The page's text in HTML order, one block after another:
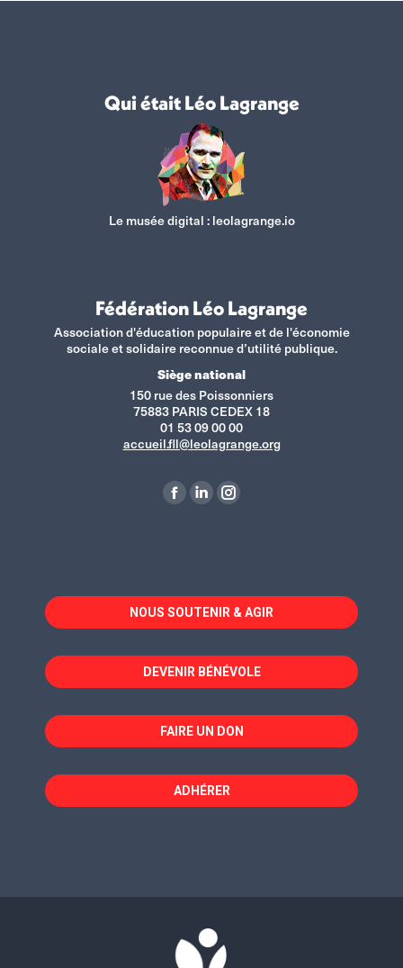
Qui était Léo Lagrange
Le musée digital : leolagrange.io
Fédération Léo Lagrange
Association d'éducation populaire et de l'économie
sociale et solidaire reconnue d’utilité publique.
Siège national
150 rue des Poissonniers
75883 PARIS CEDEX 18
01 53 09 00 00
accueil.fll@leolagrange.org
La
dans
une
fenêtre
La
dans
une
fenêtre
La
dans
une
fenêtre
NOUS SOUTENIR & AGIR
DEVENIR BÉNÉVOLE
FAIRE UN DON
ADHÉRER